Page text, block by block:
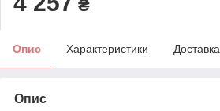
₴
Опис Характеристики Доставка
Опис